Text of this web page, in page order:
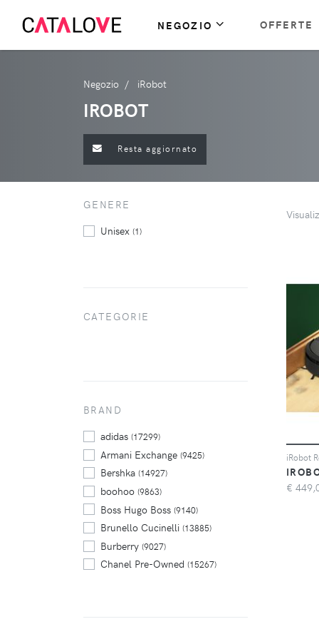
NEGOZIO OFFERTE
Negozio iRobot
IROBOT
Resta aggiornato
€
GENERE
Unisex (1)
CATEGORIE
BRAND
adidas (17299)
Armani Exchange (9425)
Bershka (14927)
boohoo (9863)
Boss Hugo Boss (9140)
Brunello Cucinelli (13885)
Burberry (9027)
Chanel Pre-Owned (15267)